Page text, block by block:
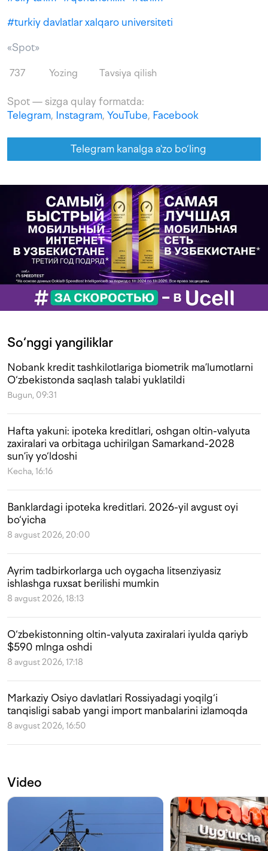
#turkiy davlatlar xalqaro universiteti
«Spot»
737 Yozing Tavsiya qilish
Spot — sizga qulay formatda:
Telegram, Instagram, YouTube, Facebook
Telegram kanalga a'zo bo‘ling
So‘nggi yangiliklar
Nobank kredit tashkilotlariga biometrik ma’lumotlarni
O‘zbekistonda saqlash talabi yuklatildi
Bugun, 09:31
Hafta yakuni: ipoteka kreditlari, oshgan oltin-valyuta
zaxiralari va orbitaga uchirilgan Samarkand-2028
sun’iy yo‘ldoshi
Kecha, 16:16
Banklardagi ipoteka kreditlari. 2026-yil avgust oyi
bo‘yicha
8 avgust 2026, 20:00
Ayrim tadbirkorlarga uch oygacha litsenziyasiz
ishlashga ruxsat berilishi mumkin
8 avgust 2026, 18:13
O‘zbekistonning oltin-valyuta zaxiralari iyulda qariyb
$590 mlnga oshdi
8 avgust 2026, 17:18
Markaziy Osiyo davlatlari Rossiyadagi yoqilg‘i
tanqisligi sabab yangi import manbalarini izlamoqda
8 avgust 2026, 16:50
Video